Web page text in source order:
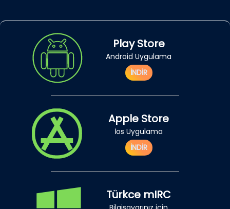
Play Store
Android Uygulama
İNDİR
Apple Store
İos Uygulama
İNDİR
Türkce mIRC